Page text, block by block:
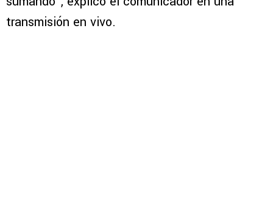
transmisión en vivo.